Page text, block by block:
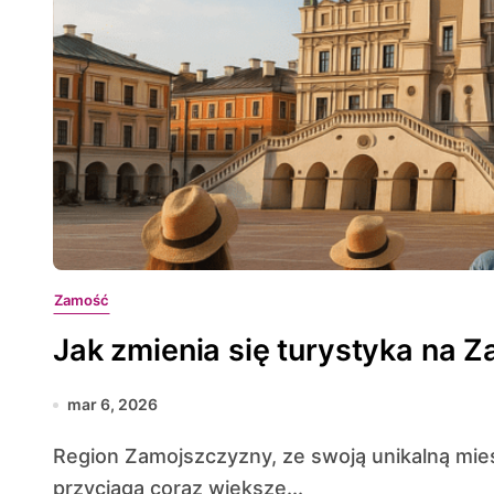
Zamość
Jak zmienia się turystyka na
mar 6, 2026
Region Zamojszczyzny, ze swoją unikalną mieszanką historii, przyrody i kultury, od lat
przyciąga coraz większe...